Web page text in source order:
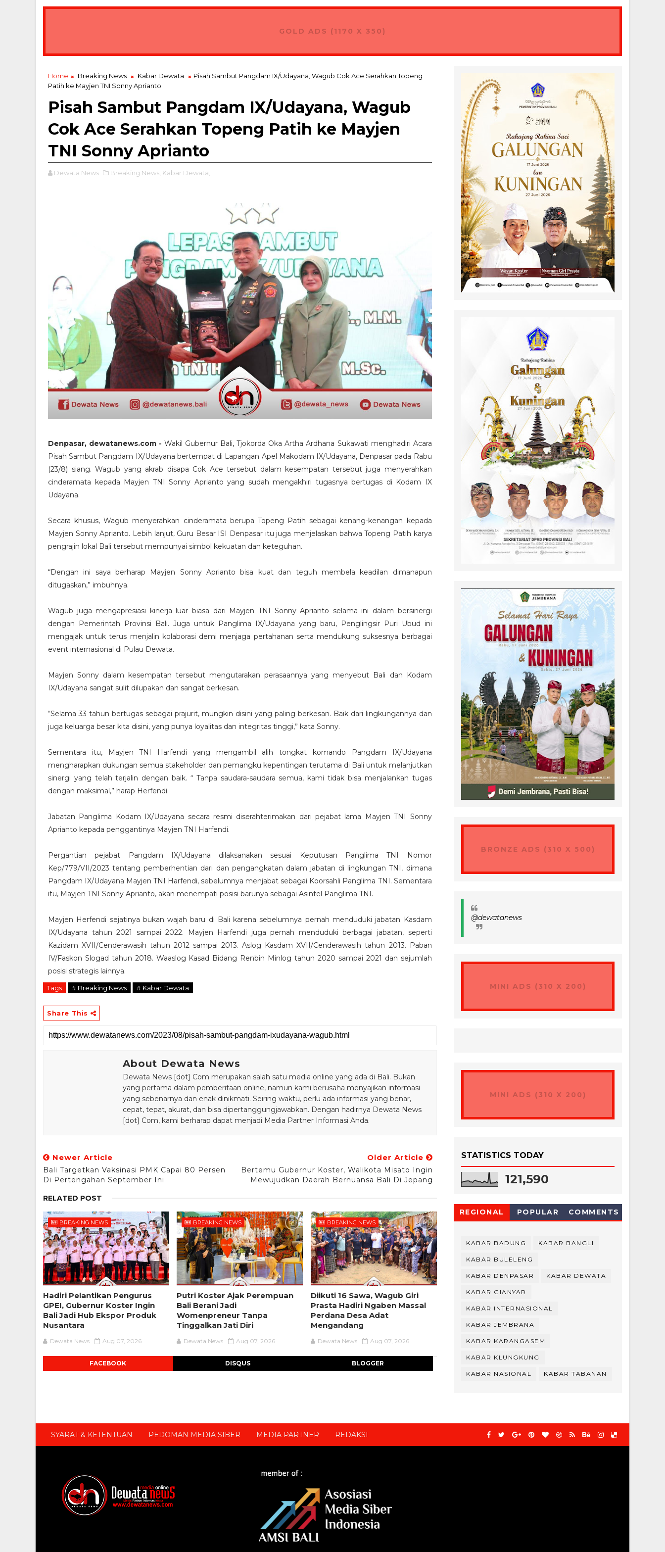
GOLD ADS (1170 X 350)
Home Breaking News Kabar Dewata
Pisah Sambut Pangdam IX/Udayana, Wagub Cok Ace Serahkan Topeng
Patih ke Mayjen TNI Sonny Aprianto
Pisah Sambut Pangdam IX/Udayana, Wagub
Cok Ace Serahkan Topeng Patih ke Mayjen
TNI Sonny Aprianto
Dewata News Breaking News, Kabar Dewata,
Denpasar, dewatanews.com -Wakil Gubernur Bali, Tjokorda Oka Artha Ardhana Sukawati menghadiri Acara
Pisah Sambut Pangdam IX/Udayana bertempat di Lapangan Apel Makodam IX/Udayana, Denpasar pada Rabu
(23/8) siang. Wagub yang akrab disapa Cok Ace tersebut dalam kesempatan tersebut juga menyerahkan
cinderamata kepada Mayjen TNI Sonny Aprianto yang sudah mengakhiri tugasnya bertugas di Kodam IX
Udayana.
Secara khusus, Wagub menyerahkan cinderamata berupa Topeng Patih sebagai kenang-kenangan kepada
Mayjen Sonny Aprianto. Lebih lanjut, Guru Besar ISI Denpasar itu juga menjelaskan bahwa Topeng Patih karya
pengrajin lokal Bali tersebut mempunyai simbol kekuatan dan keteguhan.
“Dengan ini saya berharap Mayjen Sonny Aprianto bisa kuat dan teguh membela keadilan dimanapun
ditugaskan,” imbuhnya.
Wagub juga mengapresiasi kinerja luar biasa dari Mayjen TNI Sonny Aprianto selama ini dalam bersinergi
dengan Pemerintah Provinsi Bali. Juga untuk Panglima IX/Udayana yang baru, Penglingsir Puri Ubud ini
mengajak untuk terus menjalin kolaborasi demi menjaga pertahanan serta mendukung suksesnya berbagai
event internasional di Pulau Dewata.
Mayjen Sonny dalam kesempatan tersebut mengutarakan perasaannya yang menyebut Bali dan Kodam
IX/Udayana sangat sulit dilupakan dan sangat berkesan.
“Selama 33 tahun bertugas sebagai prajurit, mungkin disini yang paling berkesan. Baik dari lingkungannya dan
juga keluarga besar kita disini, yang punya loyalitas dan integritas tinggi,” kata Sonny.
Sementara itu, Mayjen TNI Harfendi yang mengambil alih tongkat komando Pangdam IX/Udayana
mengharapkan dukungan semua stakeholder dan pemangku kepentingan terutama di Bali untuk melanjutkan
sinergi yang telah terjalin dengan baik. “ Tanpa saudara-saudara semua, kami tidak bisa menjalankan tugas
dengan maksimal,” harap Herfendi.
Jabatan Panglima Kodam IX/Udayana secara resmi diserahterimakan dari pejabat lama Mayjen TNI Sonny
Aprianto kepada penggantinya Mayjen TNI Harfendi.
Pergantian pejabat Pangdam IX/Udayana dilaksanakan sesuai Keputusan Panglima TNI Nomor
Kep/779/VII/2023 tentang pemberhentian dari dan pengangkatan dalam jabatan di lingkungan TNI, dimana
Pangdam IX/Udayana Mayjen TNI Harfendi, sebelumnya menjabat sebagai Koorsahli Panglima TNI. Sementara
itu, Mayjen TNI Sonny Aprianto, akan menempati posisi barunya sebagai Asintel Panglima TNI.
Mayjen Herfendi sejatinya bukan wajah baru di Bali karena sebelumnya pernah menduduki jabatan Kasdam
IX/Udayana tahun 2021 sampai 2022. Mayjen Harfendi juga pernah menduduki berbagai jabatan, seperti
Kazidam XVII/Cenderawasih tahun 2012 sampai 2013. Aslog Kasdam XVII/Cenderawasih tahun 2013. Paban
IV/Faskon Slogad tahun 2018. Waaslog Kasad Bidang Renbin Minlog tahun 2020 sampai 2021 dan sejumlah
posisi strategis lainnya.
Tags # Breaking News # Kabar Dewata
Share This
About Dewata News
Dewata News [dot] Com merupakan salah satu media online yang ada di Bali. Bukan
yang pertama dalam pemberitaan online, namun kami berusaha menyajikan informasi
yang sebenarnya dan enak dinikmati. Seiring waktu, perlu ada informasi yang benar,
cepat, tepat, akurat, dan bisa dipertanggungjawabkan. Dengan hadirnya Dewata News
[dot] Com, kami berharap dapat menjadi Media Partner Informasi Anda.
Newer Article
Bali Targetkan Vaksinasi PMK Capai 80 Persen
Di Pertengahan September Ini
Older Article
Bertemu Gubernur Koster, Walikota Misato Ingin
Mewujudkan Daerah Bernuansa Bali Di Jepang
RELATED POST
BREAKING NEWS
Hadiri Pelantikan Pengurus
GPEI, Gubernur Koster Ingin
Bali Jadi Hub Ekspor Produk
Nusantara
Dewata News Aug 07, 2026
BREAKING NEWS
Putri Koster Ajak Perempuan
Bali Berani Jadi
Womenpreneur Tanpa
Tinggalkan Jati Diri
Dewata News Aug 07, 2026
BREAKING NEWS
Diikuti 16 Sawa, Wagub Giri
Prasta Hadiri Ngaben Massal
Perdana Desa Adat
Mengandang
Dewata News Aug 07, 2026
FACEBOOK DISQUS BLOGGER
BRONZE ADS (310 X 500)
@dewatanews
MINI ADS (310 X 200)
MINI ADS (310 X 200)
STATISTICS TODAY
121,590
REGIONAL POPULAR COMMENTS
KABAR BADUNG KABAR BANGLI
KABAR BULELENG
KABAR DENPASAR KABAR DEWATA
KABAR GIANYAR
KABAR INTERNASIONAL
KABAR JEMBRANA
KABAR KARANGASEM
KABAR KLUNGKUNG
KABAR NASIONAL KABAR TABANAN
SYARAT & KETENTUAN PEDOMAN MEDIA SIBER MEDIA PARTNER REDAKSI